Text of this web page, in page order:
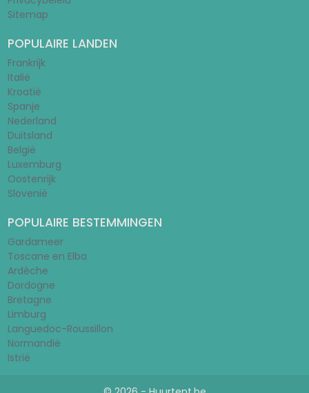
Sitemap
POPULAIRE LANDEN
Frankrijk
Italië
Kroatië
Spanje
Nederland
Duitsland
België
Luxemburg
Oostenrijk
Slovenië
POPULAIRE BESTEMMINGEN
Gardameer
Toscane en Elba
Ardèche
Dordogne
Bretagne
Limburg
Languedoc-Roussillon
Normandië
Istrië